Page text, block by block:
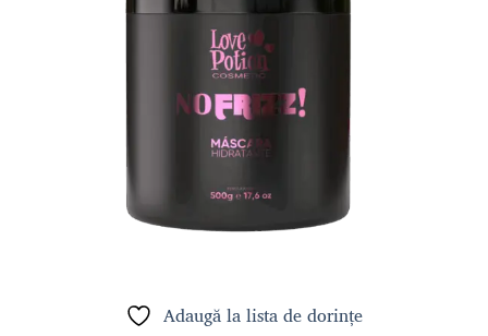
Adaugă la lista de dorințe